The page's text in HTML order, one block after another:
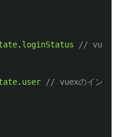
. loginStatus
// vuexの
. user
// vuexのインスタ